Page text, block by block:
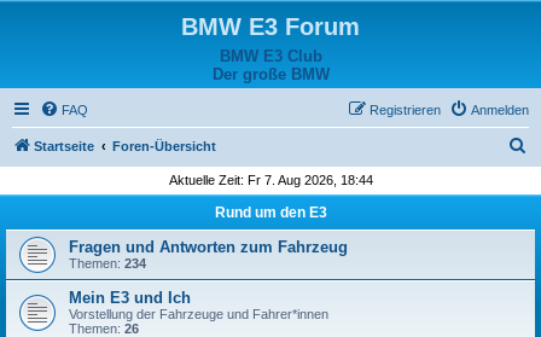
BMW E3 Forum
BMW E3 Club
Der große BMW
FAQ Anmelden
Registrieren
Startseite Foren-Übersicht
h
Aktuelle Zeit: Fr 7. Aug 2026, 18:44
Rund um den E3
Fragen und Antworten zum Fahrzeug
Themen: 234
Mein E3 und Ich
Vorstellung der Fahrzeuge und Fahrer*innen
Themen: 26